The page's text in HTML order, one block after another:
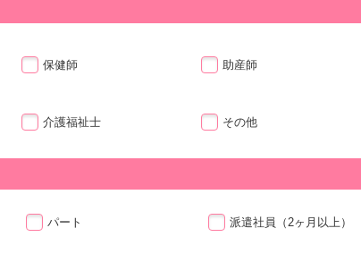
保健師 助産師
介護福祉士 その他
パート 派遣社員 （2ヶ月以上）